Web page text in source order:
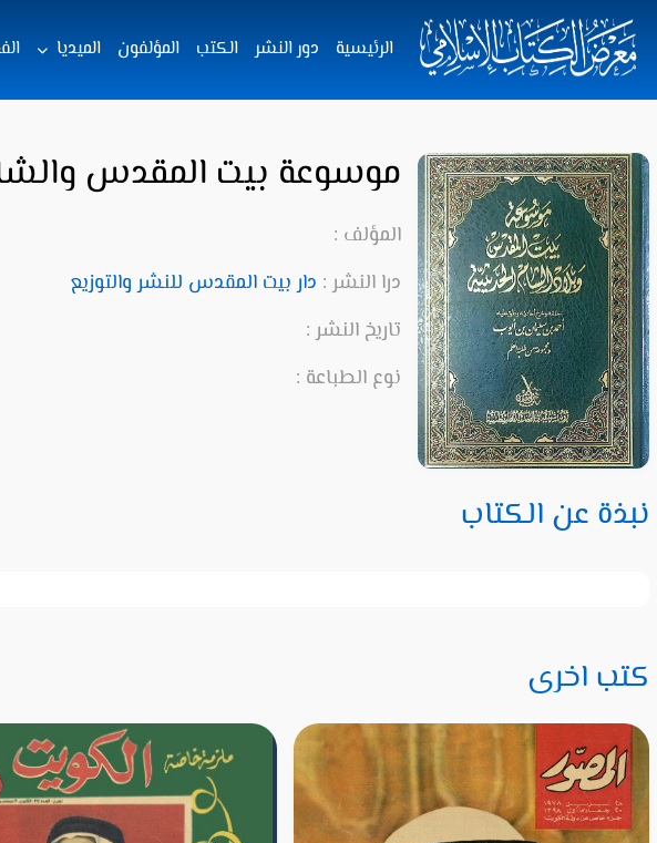
الرئيسية دور النشر الكتب المؤلفون الميديا
موسوعة بيت المقدس
المؤلف :
درا النشر : دار بيت المقدس للنشر والتوزيع
تاريخ النشر :
نوع الطباعة :
نبذة عن الكتاب
كتب اخرى